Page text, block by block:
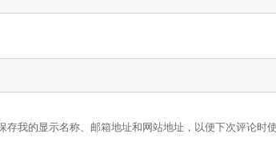
存我的显示名称、邮箱地址和网站地址，以便下次评论时使